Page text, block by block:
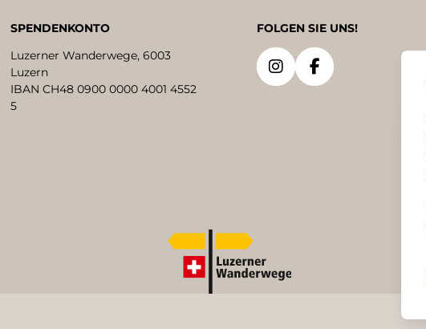
SPENDENKONTO
Luzerner Wanderwege, 6003
Luzern
IBAN CH48 0900 0000 4001 4552
5
FOLGEN SIE UNS!